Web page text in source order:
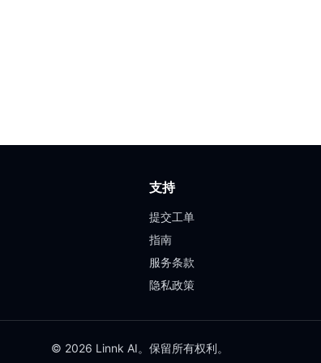
支持
提交工单
指南
服务条款
隐私政策
© 2026 Linnk AI。保留所有权利。